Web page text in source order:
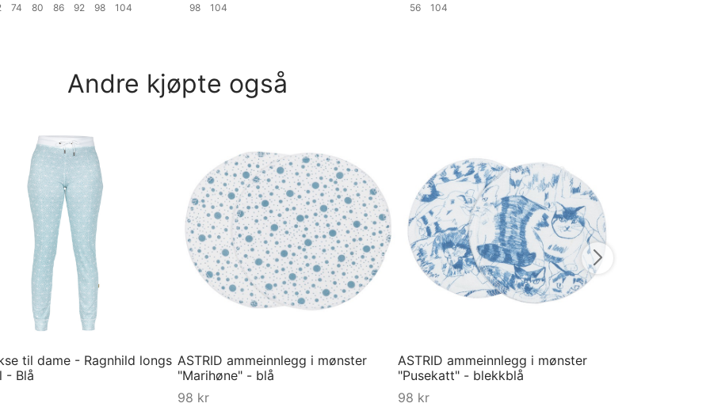
74 80 86 92 98 104 98 104 56 104
Andre kjøpte også
til dame - Ragnhild longs
- Blå
ASTRID ammeinnlegg i mønster
"Marihøne" - blå
98 kr
ASTRID ammeinnlegg i mønster
"Pusekatt" - blekkblå
98 kr